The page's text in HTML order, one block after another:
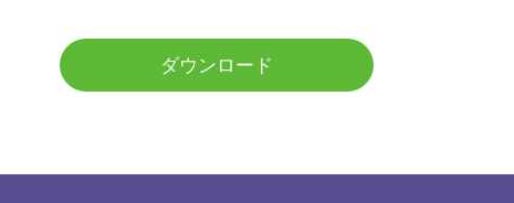
ダウンロード